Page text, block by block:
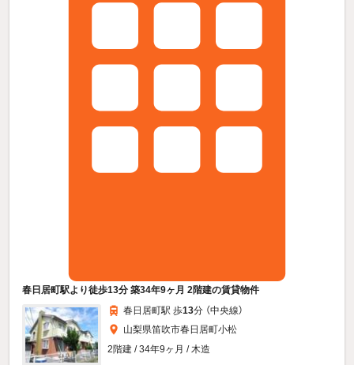
春日居町駅より徒歩13分 築34年9ヶ月 2階建の賃貸物件
春日居町駅 歩13分 （中央線）
山梨県笛吹市春日居町小松
2階建 / 34年9ヶ月 / 木造